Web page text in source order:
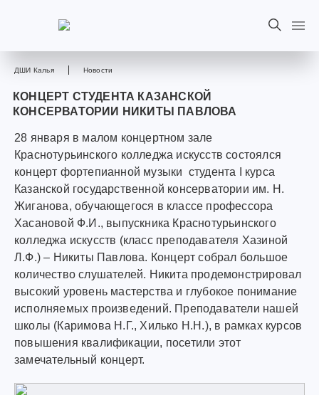
ДШИ Калья Новости
КОНЦЕРТ СТУДЕНТА КАЗАНСКОЙ
КОНСЕРВАТОРИИ НИКИТЫ ПАВЛОВА
28 января в малом концертном зале
Краснотурьинского колледжа искусств состоялся
концерт фортепианной музыки студента I курса
Казанской государственной консерватории им. Н.
Жиганова, обучающегося в классе профессора
Хасановой Ф.И., выпускника Краснотурьинского
колледжа искусств (класс преподавателя Хазиной
Л.Ф.) – Никиты Павлова. Концерт собрал большое
количество слушателей. Никита продемонстрировал
высокий уровень мастерства и глубокое понимание
исполняемых произведений. Преподаватели нашей
школы (Каримова Н.Г., Хилько Н.Н.), в рамках курсов
повышения квалификации, посетили этот
замечательный концерт.